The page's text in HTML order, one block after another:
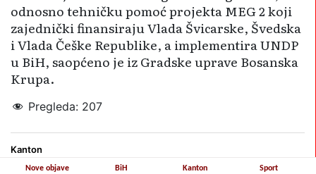
odnosno tehničku pomoć projekta MEG 2 koji
zaje­dnički finansiraju Vlada Švi­carske, Švedska
i Vlada Če­ške Republike, a imple­me­ntira UNDP
u BiH, saopćeno je iz Gradske uprave Bosa­nska
Krupa.
Pregleda: 207
Kanton
Nove objave BiH Kanton Sport